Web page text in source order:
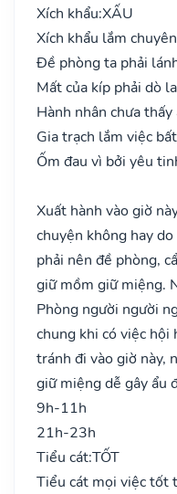
Xích khẩu:XẤU
Xích khẩu lắm
Đề phòng ta phải
Mất của kíp phải dò la
Hành nhân chưa
Gia trạch lắm việc
Ốm đau vì bởi yêu
Xuất hành vào giờ
chuyện không hay
phải nên đề phòng,
giữ mồm giữ miệng.
Phòng người người
chung khi có việc
tránh đi vào giờ này,
giữ miệng dễ gây ẩu
9h-11h
21h-23h
Tiểu cát:TỐT
Tiểu cát mọi việc tốt